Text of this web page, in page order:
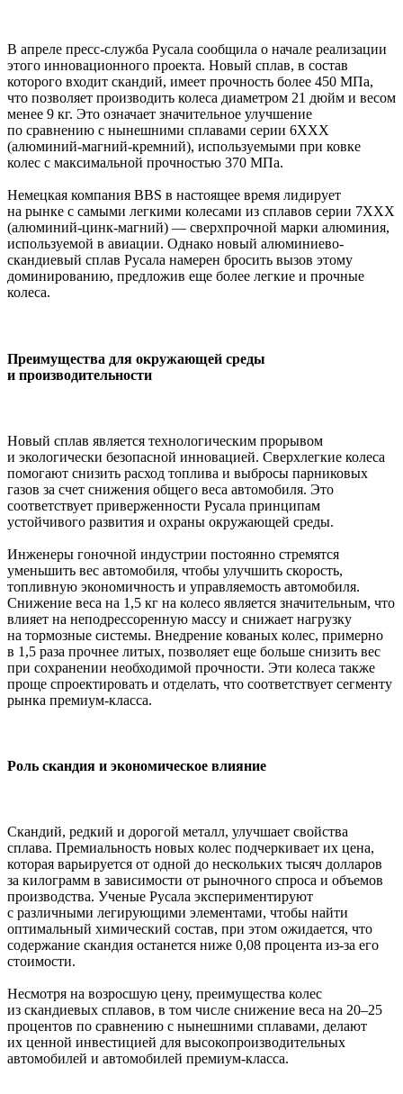
В апреле пресс-служба Русала сообщила о начале реализации
этого инновационного проекта. Новый сплав, в состав
которого входит скандий, имеет прочность более 450 МПа,
что позволяет производить колеса диаметром 21 дюйм и весом
менее 9 кг. Это означает значительное улучшение
по сравнению с нынешними сплавами серии 6ХХХ
(алюминий-магний-кремний), используемыми при ковке
колес с максимальной прочностью 370 МПа.
Немецкая компания BBS в настоящее время лидирует
на рынке с самыми легкими колесами из сплавов серии 7ХХХ
(алюминий-цинк-магний) — сверхпрочной марки алюминия,
используемой в авиации. Однако новый алюминиево-
скандиевый сплав Русала намерен бросить вызов этому
доминированию, предложив еще более легкие и прочные
колеса.
Преимущества для окружающей среды
и производительности
Новый сплав является технологическим прорывом
и экологически безопасной инновацией. Сверхлегкие колеса
помогают снизить расход топлива и выбросы парниковых
газов за счет снижения общего веса автомобиля. Это
соответствует приверженности Русала принципам
устойчивого развития и охраны окружающей среды.
Инженеры гоночной индустрии постоянно стремятся
уменьшить вес автомобиля, чтобы улучшить скорость,
топливную экономичность и управляемость автомобиля.
Снижение веса на 1,5 кг на колесо является значительным, что
влияет на неподрессоренную массу и снижает нагрузку
на тормозные системы. Внедрение кованых колес, примерно
в 1,5 раза прочнее литых, позволяет еще больше снизить вес
при сохранении необходимой прочности. Эти колеса также
проще спроектировать и отделать, что соответствует сегменту
рынка премиум-класса.
Роль скандия и экономическое влияние
Скандий, редкий и дорогой металл, улучшает свойства
сплава. Премиальность новых колес подчеркивает их цена,
которая варьируется от одной до нескольких тысяч долларов
за килограмм в зависимости от рыночного спроса и объемов
производства. Ученые Русала экспериментируют
с различными легирующими элементами, чтобы найти
оптимальный химический состав, при этом ожидается, что
содержание скандия останется ниже 0,08 процента из-за его
стоимости.
Несмотря на возросшую цену, преимущества колес
из скандиевых сплавов, в том числе снижение веса на 20–25
процентов по сравнению с нынешними сплавами, делают
их ценной инвестицией для высокопроизводительных
автомобилей и автомобилей премиум-класса.